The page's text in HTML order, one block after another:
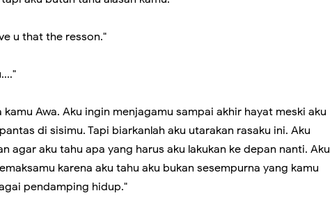
u that the resson."
kamu Awa. Aku ingin menjagamu sampai akhir hayat meski aku
di sisimu. Tapi biarkanlah aku utarakan rasaku ini. Aku
agar aku tahu apa yang harus aku lakukan ke depan nanti. Aku
karena aku tahu aku bukan sesempurna yang kamu
pendamping hidup."